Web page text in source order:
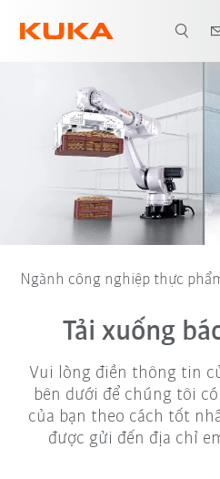
Ngành công nghiệp thực
Tải xuống
Vui lòng điền thông tin
bên dưới để chúng tôi
của bạn theo cách tốt
được gửi đến địa chỉ